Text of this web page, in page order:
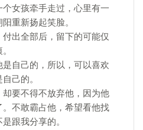
女孩牵手走过，心里有一
重新扬起笑脸。
出全部后，留下的可能仅
自己的，所以，可以喜欢
己的。
要不得不放弃他，因为他
不敢霸占他，希望看他找
跟我分享的。